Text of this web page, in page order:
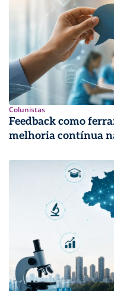
Colunistas
Feedback como
melhoria contínua